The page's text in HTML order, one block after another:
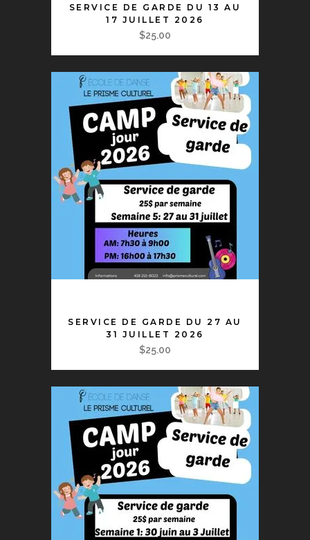
SERVICE DE GARDE DU 13 AU
17 JUILLET 2026
$25.00
SERVICE DE GARDE DU 27 AU
31 JUILLET 2026
$25.00